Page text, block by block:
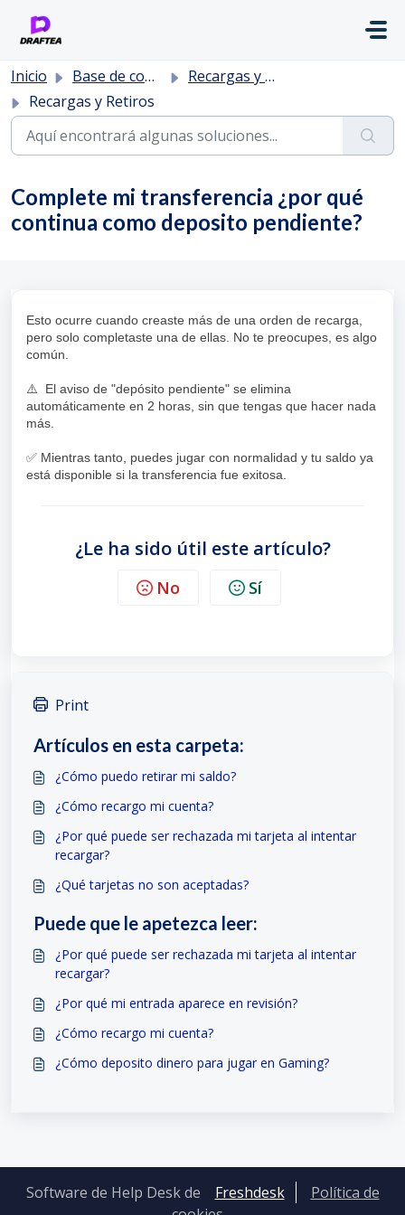
Inicio Base de conocimientos
Recargas y Retiros
Recargas y Retiros
Complete mi transferencia ¿por qué
continua como deposito pendiente?
Esto ocurre cuando creaste más de una orden de recarga,
pero solo completaste una de ellas. No te preocupes, es algo
común.
⚠️ El aviso de "depósito pendiente" se elimina
automáticamente en 2 horas, sin que tengas que hacer nada
más.
✅ Mientras tanto, puedes jugar con normalidad y tu saldo ya
está disponible si la transferencia fue exitosa.
¿Le ha sido útil este artículo?
No Sí
Print
Artículos en esta carpeta:
¿Cómo puedo retirar mi saldo?
¿Cómo recargo mi cuenta?
¿Por qué puede ser rechazada mi tarjeta al intentar
recargar?
¿Qué tarjetas no son aceptadas?
Puede que le apetezca leer:
¿Por qué puede ser rechazada mi tarjeta al intentar
recargar?
¿Por qué mi entrada aparece en revisión?
¿Cómo recargo mi cuenta?
¿Cómo deposito dinero para jugar en Gaming?
Software de Help Desk de Freshdesk
Política de